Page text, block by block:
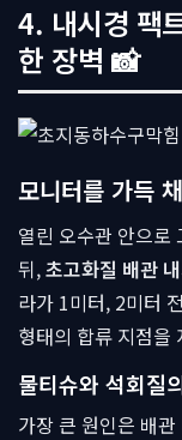
4. 내시경 팩
한 장벽 📸
모니터를 가득
열린 오수관 안으로
뒤,초고화질 배관
라가 1미터, 2미터
형태의 합류 지점을
물티슈와 석회질
가장 큰 원인은 배